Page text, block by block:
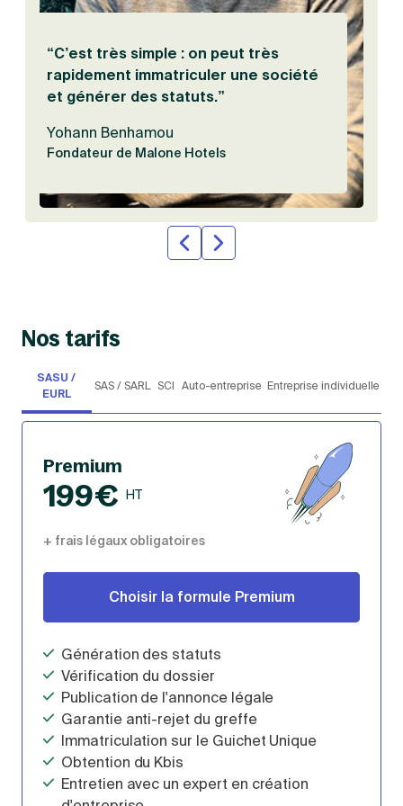
“C’est très simple : on peut très
rapidement immatriculer une société
et générer des statuts.”
Yohann Benhamou
Fondateur de Malone Hotels
Nos tarifs
SASU /
EURL
SAS /
SARL
SC
I
Auto-
entreprise
Entreprise
individuelle
Premium
199€ HT
+ frais légaux obligatoires
Choisir la formule Premium
Génération des statuts
Vérification du dossier
Publication de l'annonce légale
Garantie anti-rejet du greffe
Immatriculation sur le Guichet Unique
Obtention du Kbis
Entretien avec un expert en création